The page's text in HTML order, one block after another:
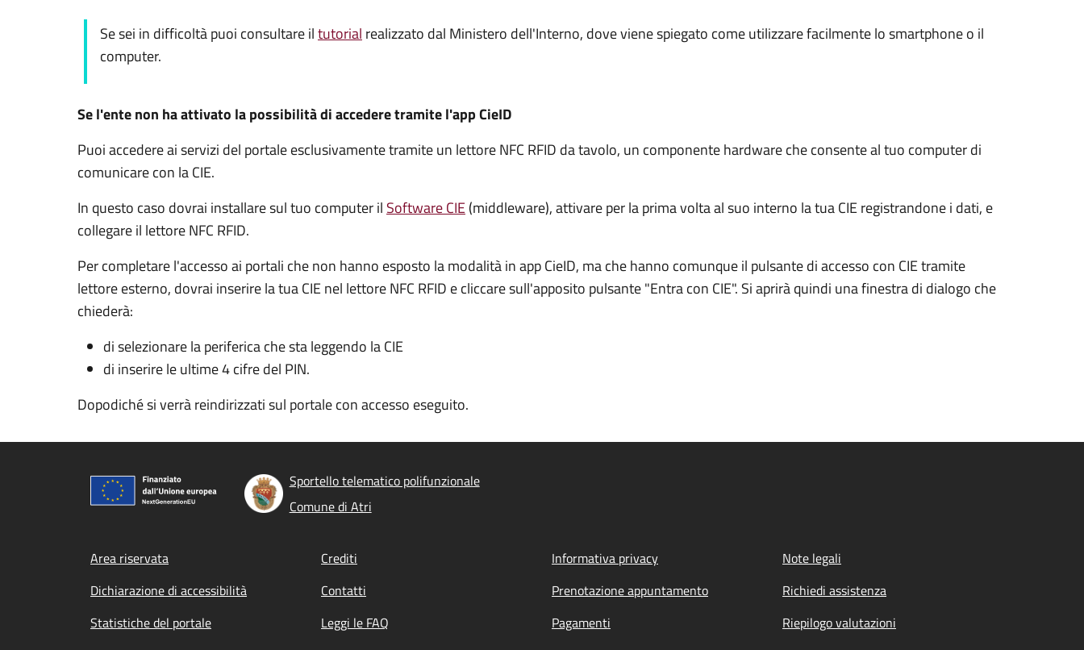
Se sei in difficoltà puoi consultare iltutorial realizzato dal Ministero dell'Interno, dove viene spiegato come utilizzare facilmente lo smartphone o il
computer.
Se l'ente non ha attivato la possibilità di accedere tramite l'app CieID
Puoi accedere ai servizi del portale esclusivamente tramite un lettore NFC RFID da tavolo, un componente hardware che consente al tuo computer di
comunicare con la CIE.
In questo caso dovrai installare sul tuo computer il Software CIE(middleware), attivare per la prima volta al suo interno la tua CIE registrandone i dati, e
collegare il lettore NFC RFID.
Per completare l'accesso ai portali che non hanno esposto la modalità in app CieID, ma che hanno comunque il pulsante di accesso con CIE tramite
lettore esterno, dovrai inserire la tua CIE nel lettore NFC RFID e cliccare sull'apposito pulsante "Entra con CIE". Si aprirà quindi una finestra di dialogo che
chiederà:
di selezionare la periferica che sta leggendo la CIE
di inserire le ultime 4 cifre del PIN.
Dopodiché si verrà reindirizzati sul portale con accesso eseguito.
Sportello telematico polifunzionale
Comune di Atri
Footer menu
Area riservata Crediti Informativa privacy
Note legali
Dichiarazione di accessibilità
Contatti Prenotazione appuntamento
Richiedi assistenza
Statistiche del portale
Leggi le FAQ Pagamenti
Riepilogo valutazioni